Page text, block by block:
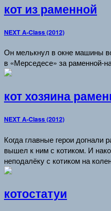
кот из раменной
NEXT A-Class (2012)
Он мелькнул в окне машины
в «Мерседесе» за раменной-
кот хозяина
NEXT A-Class (2012)
Когда главные герои догнали
вышел к ним с котиком. И
неподалёку с котиком на
котостатуи